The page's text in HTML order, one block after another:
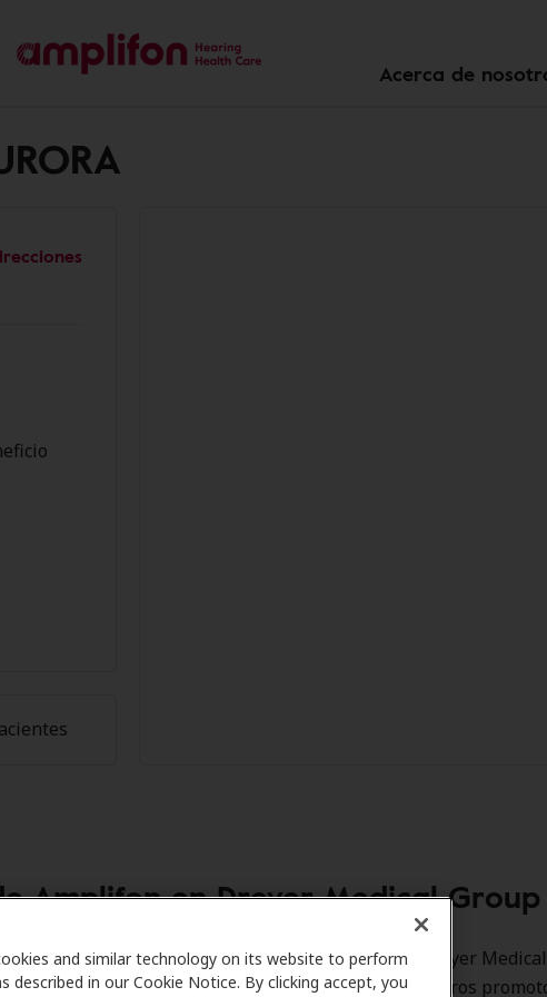
and similar technology on its website to perform
described in our Cookie Notice. By clicking accept, you
Acerca de
Amplifon en Dreyer Medical Group
muchos planes de beneficios y clínicas como Dreyer
especiales en audífonos y atención auditiva. Nuestros